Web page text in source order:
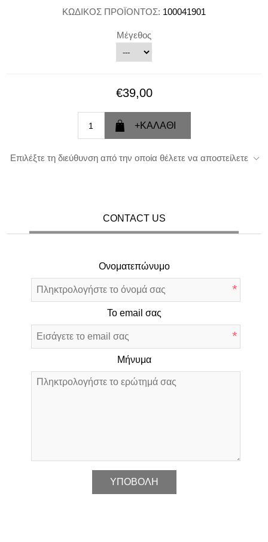
ΚΩΔΙΚΟΣ ΠΡΟΪΟΝΤΟΣ: 100041901
Μέγεθος
€39,00
Επιλέξτε τη διεύθυνση από την οποία θέλετε να αποστείλετε
CONTACT US
Ονοματεπώνυμο
*
Το email σας
*
Μήνυμα